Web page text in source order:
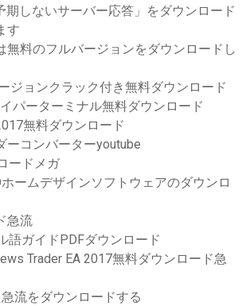
期しないサーバー応答」をダウンロード
す
無料のフルバージョンをダウンロードし
ジョンクラック付き無料ダウンロード
パーターミナル無料ダウンロード
無料ダウンロード
ーコンバーターyoutube
ードメガ
ームデザインソフトウェアのダウンロ
急流
語ガイドPDFダウンロード
Trader EA 2017無料ダウンロード急
流をダウンロードする